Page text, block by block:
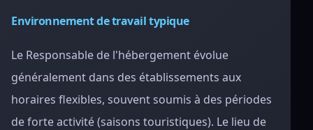
Environnement de travail typique
Le Responsable de l'hébergement évolue
généralement dans des établissements aux
horaires flexibles, souvent soumis à des périodes
de forte activité (saisons touristiques). Le lieu de